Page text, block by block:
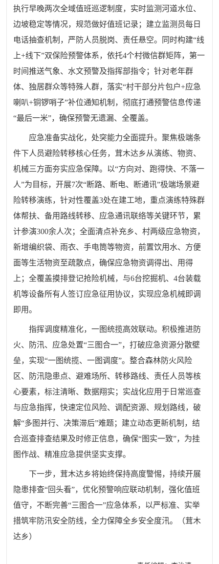
执行早晚两次全域值班巡逻制度，实时监测河道水位、
边坡稳定等情况，规范做好值班记录；建立监测员每日
电话抽查机制，严防人员脱岗、责任悬空。同时构建“线
上+线下”双保险预警体系，依托4个村微信群矩阵，第一
时间推送气象、水文预警及指挥部指令；针对老年群
体、独居群众等特殊人群，落实“村干部分片包户+应急
喇叭+铜锣哨子”补位通知机制，彻底打通预警信息传递
“最后一米”，确保预警无遗漏、全覆盖。
应急准备实战化，处突能力全面提升。聚焦极端条
件下人员避险转移核心任务，茸木达乡从演练、物资、
机械三方面夯实应急保障。以“方向对、跑得快、不落一
人”为目标，开展7次“断路、断电、断通讯”极端场景避
险转移演练，针对性覆盖3处在建工地，重点演练特殊群
体帮扶、备用路线转移、应急通讯联络等关键环节，累
计参演300余人次；全面清点补充乡、村两级应急物资，
新增编织袋、雨衣、手电筒等物资，前置饮用水、方便
面等生活物资至疏散点，确保应急物资调得出、用得
上；全覆盖摸排登记抢险机械，与6台挖掘机、4台装载
机等设备所有人签订应急征用协议，实现应急机械即调
即用。
指挥调度精准化，一图统揽高效联动。积极推进防
火、防汛、应急处置“三图合一”，打破应急资源分散壁
垒，实现“一图统揽、一图调度”。整合森林防火风险
区、防汛隐患点、避难场所、转移路线、责任人员等核
心要素，标注清晰、数据翔实；实战化应用于日常巡查
与应急指挥，快速定位风险、调配资源、规划路线，破
解“多图并行、决策滞后”难题；建立动态更新机制，结
合巡查排查结果及时修正信息，确保“图实一致”，为挂
图作战、精准应急提供坚实支撑。
下一步，茸木达乡将始终保持高度警惕，持续开展
隐患排查“回头看”，优化预警响应联动机制，强化值班
值守，不断完善“三图合一”应急体系，以严标准、实举
措筑牢防汛安全防线，全力保障全乡安全度汛。（茸木
达乡）